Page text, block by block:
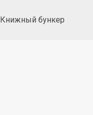
Книжный бункер